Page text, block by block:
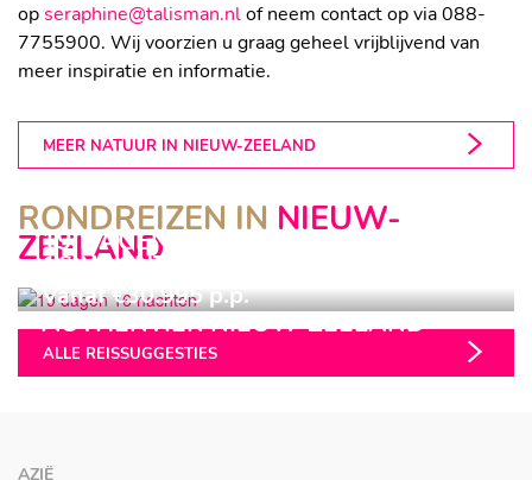
opseraphine@talisman.nlof neem contact op via 088-
7755900. Wij voorzien u graag geheel vrijblijvend van
meer inspiratie en informatie.
MEER NATUUR IN NIEUW-ZEELAND
RONDREIZEN IN NIEUW-
ZEELAND
AUTHENTIEK NIEUW-ZEELAND
19 DAGEN
16 NACHTEN
Vanaf €30.995 p.p.
ALLE REISSUGGESTIES
AZIË